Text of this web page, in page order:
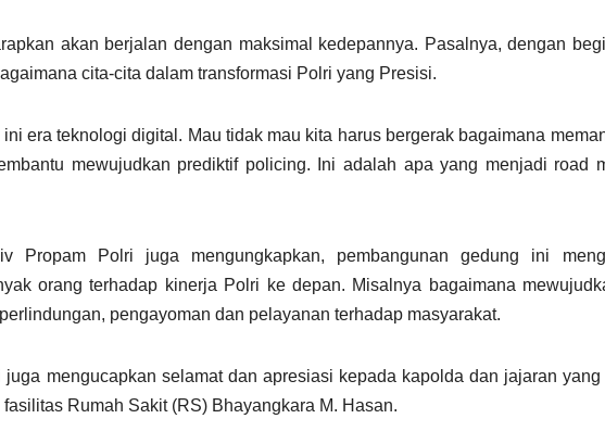
akan berjalan dengan maksimal kedepannya. Pasalnya, dengan
cita-cita dalam transformasi Polri yang Presisi.
era teknologi digital. Mau tidak mau kita harus bergerak bagaimana
mewujudkan prediktif policing. Ini adalah apa yang menjadi road
Propam Polri juga mengungkapkan, pembangunan gedung ini
orang terhadap kinerja Polri ke depan. Misalnya bagaimana
pengayoman dan pelayanan terhadap masyarakat.
mengucapkan selamat dan apresiasi kepada kapolda dan jajaran
Rumah Sakit (RS) Bhayangkara M. Hasan.